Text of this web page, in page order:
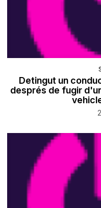
Detingut un
després de fugir